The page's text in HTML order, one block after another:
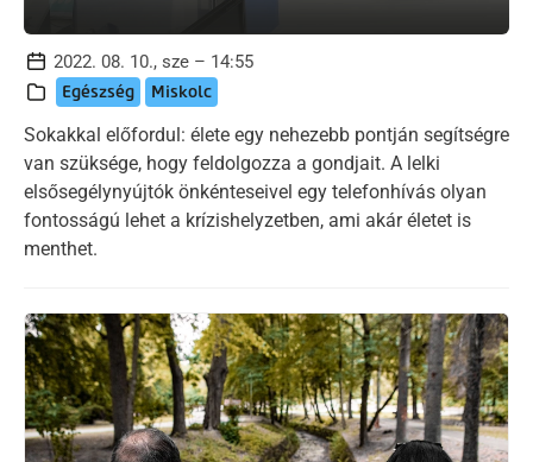
2022. 08. 10., sze – 14:55
Egészség Miskolc
Sokakkal előfordul: élete egy nehezebb pontján segítségre
van szüksége, hogy feldolgozza a gondjait. A lelki
elsősegélynyújtók önkénteseivel egy telefonhívás olyan
fontosságú lehet a krízishelyzetben, ami akár életet is
menthet.